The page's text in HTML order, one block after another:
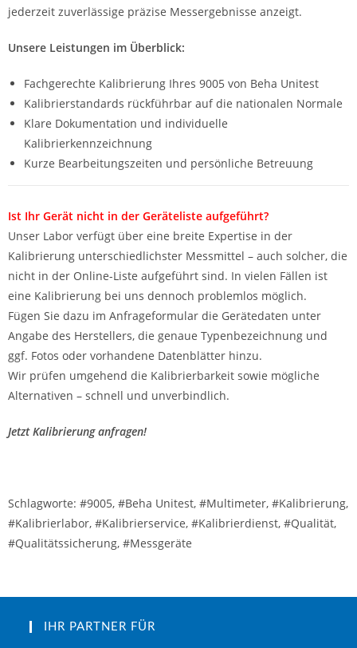
jederzeit zuverlässige präzise Messergebnisse anzeigt.
Unsere Leistungen im Überblick:
Fachgerechte Kalibrierung Ihres 9005 von Beha Unitest
Kalibrierstandards rückführbar auf die nationalen Normale
Klare Dokumentation und individuelle
Kalibrierkennzeichnung
Kurze Bearbeitungszeiten und persönliche Betreuung
Ist Ihr Gerät nicht in der Geräteliste aufgeführt?
Unser Labor verfügt über eine breite Expertise in der
Kalibrierung unterschiedlichster Messmittel – auch solcher, die
nicht in der Online-Liste aufgeführt sind. In vielen Fällen ist
eine Kalibrierung bei uns dennoch problemlos möglich.
Fügen Sie dazu im Anfrageformular die Gerätedaten unter
Angabe des Herstellers, die genaue Typenbezeichnung und
ggf. Fotos oder vorhandene Datenblätter hinzu.
Wir prüfen umgehend die Kalibrierbarkeit sowie mögliche
Alternativen – schnell und unverbindlich.
Jetzt Kalibrierung anfragen!
Schlagworte: #9005, #Beha Unitest, #Multimeter, #Kalibrierung,
#Kalibrierlabor, #Kalibrierservice, #Kalibrierdienst, #Qualität,
#Qualitätssicherung, #Messgeräte
IHR PARTNER FÜR